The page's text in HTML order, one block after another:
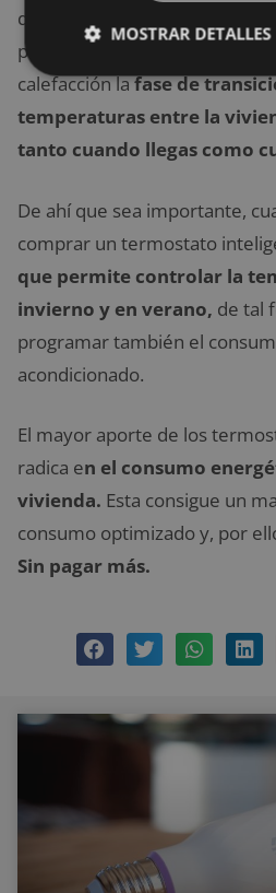
de la temperatura exterior, lo
propietario incluir en la
calefacción lafase de
temperaturas entre la
tanto cuando llegas como
De ahí que sea importante,
comprar un termostato
que permite controlar la
invierno y en verano, de tal
programar también el
acondicionado.
El mayor aporte de los
radica en el consumo
vivienda. Esta consigue un
consumo optimizado y, por
Sin pagar más.
MOSTRAR DETALLES